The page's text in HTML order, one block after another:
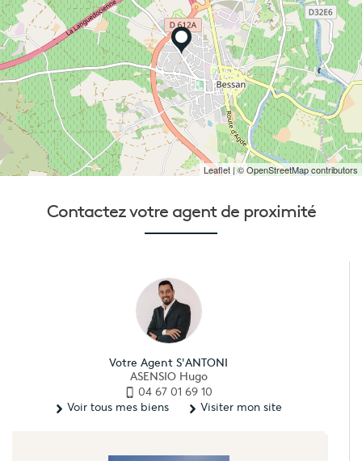
Leaflet | © OpenStreetMap contributors
Contactez votre agent de proximité
Votre Agent S'ANTONI
ASENSIO Hugo
04 67 01 69 10
Voir tous mes biens
Visiter mon site